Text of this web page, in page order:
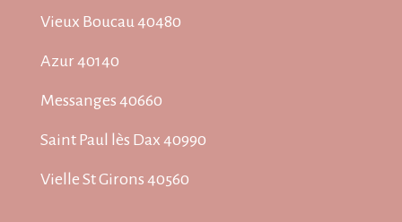
Vieux Boucau 40480
Azur 40140
Messanges 40660
Saint Paul lès Dax 40990
Vielle St Girons 40560